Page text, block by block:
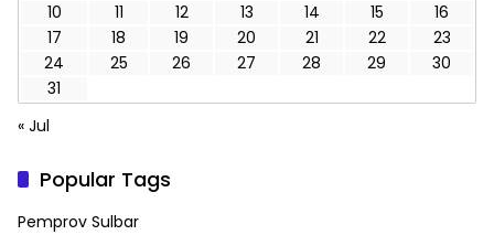
10
11 12 13 14 15
16
17
18 19 20 21 22
23
24
25 26 27 28 29
30
31
« Jul
Popular Tags
Pemprov Sulbar